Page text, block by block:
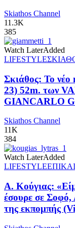
Skiathos Channel
11.3K
385
Watch LaterAdded
LIFESTYLE
Σκιάθος: Το
23) 52m. των
GIANCARLO
Skiathos Channel
11K
384
Watch LaterAdded
LIFESTYLE
Α. Κούγιας:
έσουρε σε
της εκπομπής